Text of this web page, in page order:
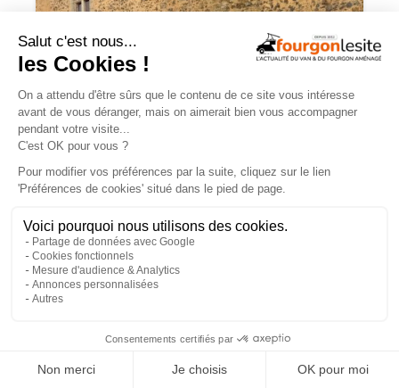
JOA by Pilote soigne les apparences et
notre budget